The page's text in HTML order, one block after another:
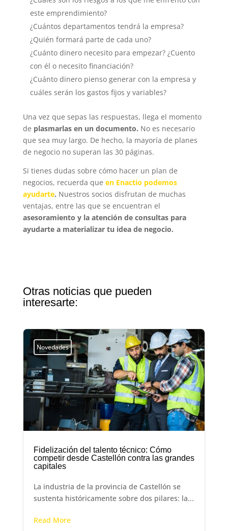
este emprendimiento?
¿Cuántos departamentos tendrá la empresa?
¿Quién formará parte de cada uno?
¿Cuánto dinero necesito para empezar? ¿Cuento
con él o necesito financiación?
¿Cuánto dinero pienso generar con la empresa y
cuáles serán los gastos fijos y variables?
Una vez que sepas las respuestas, llega el momento
de plasmarlas en un documento. No es necesario
que sea muy largo. De hecho, la mayoría de planes
de negocio no superan las 30 páginas.
Si tienes dudas sobre cómo hacer un plan de
negocios, recuerda que en Enactio podemos
ayudarte. Nuestros socios disfrutan de muchas
ventajas, entre las que se encuentran el
asesoramiento y la atención de consultas para
ayudarte a materializar tu idea de negocio.
Otras noticias que pueden
interesarte:
Novedades
Fidelización del talento técnico: Cómo
competir desde Castellón contra las grandes
capitales
La industria de la provincia de Castellón se
sustenta históricamente sobre dos pilares: la...
Read More